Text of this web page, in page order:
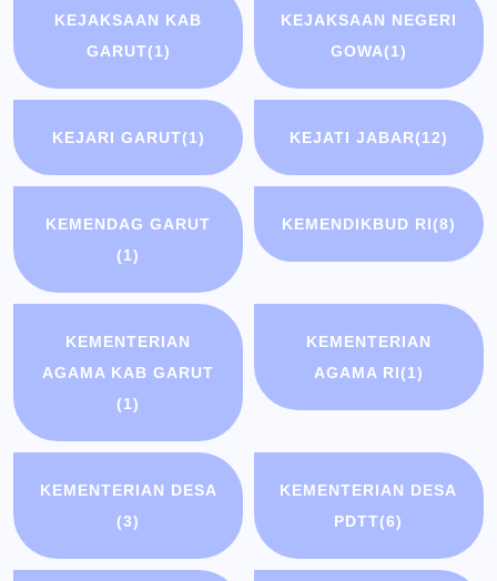
KEJAKSAAN KAB
GARUT(1)
KEJAKSAAN NEGERI
GOWA(1)
KEJARI GARUT(1) KEJATI JABAR(12)
KEMENDAG GARUT
(1)
KEMENDIKBUD RI(8)
KEMENTERIAN
AGAMA KAB GARUT
(1)
KEMENTERIAN
AGAMA RI(1)
KEMENTERIAN DESA
(3)
KEMENTERIAN DESA
PDTT(6)